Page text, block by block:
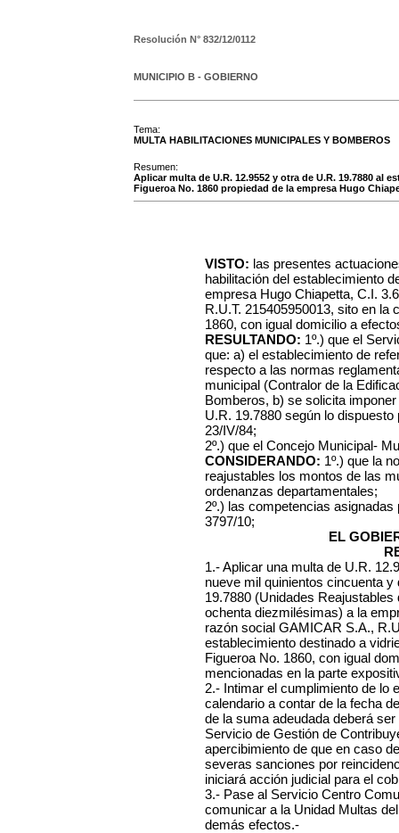
Resolución N° 832/12/0112
MUNICIPIO B - GOBIERNO
Tema:
MULTA HABILITACIONES MUNICIPALES Y BOMBEROS
Resumen:
Aplicar multa de U.R. 12.9552 y otra de U.R. 19.7880 al
Figueroa No. 1860 propiedad de la empresa Hugo
VISTO: las presentes
habilitación del establecimiento
empresa Hugo Chiapetta, C.I.
R.U.T. 215405950013, sito en la
1860, con igual domicilio a
RESULTANDO: 1º.) que el
que: a) el establecimiento de
respecto a las normas
municipal (Contralor de la
Bomberos, b) se solicita
U.R. 19.7880 según lo
23/IV/84;
2º.) que el Concejo Municipal-
CONSIDERANDO: 1º.) que la
reajustables los montos de las
ordenanzas departamentales;
2º.) las competencias
3797/10;
EL
1.- Aplicar una multa de U.R.
nueve mil quinientos cincuenta
19.7880 (Unidades
ochenta diezmilésimas) a la
razón social GAMICAR S.A.,
establecimiento destinado a
Figueroa No. 1860, con igual
mencionadas en la parte
2.- Intimar el cumplimiento de lo
calendario a contar de la fecha
de la suma adeudada deberá
Servicio de Gestión de
apercibimiento de que en caso
severas sanciones por
iniciará acción judicial para el
3.- Pase al Servicio Centro
comunicar a la Unidad Multas
demás efectos.-